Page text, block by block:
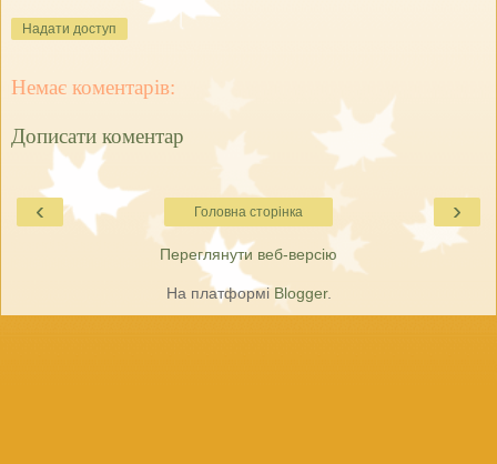
Надати доступ
Немає коментарів:
Дописати коментар
‹ ›
Головна сторінка
Переглянути веб-версію
На платформі Blogger.